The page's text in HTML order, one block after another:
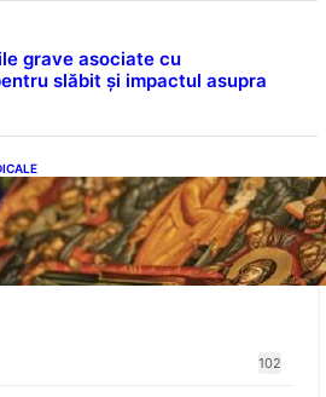
grave asociate cu
slăbit și impactul asupra
Maicii Domnului: Tradiții,
și Implicații Spiritualitate în 2026
102